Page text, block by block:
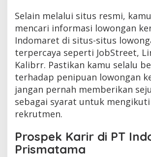
Selain melalui situs resmi,
mencari informasi lowongan
Indomaret di situs-situs
terpercaya seperti JobStreet,
Kalibrr. Pastikan kamu selalu
terhadap penipuan lowongan
jangan pernah memberikan
sebagai syarat untuk
rekrutmen.
Prospek Karir di PT
Prismatama